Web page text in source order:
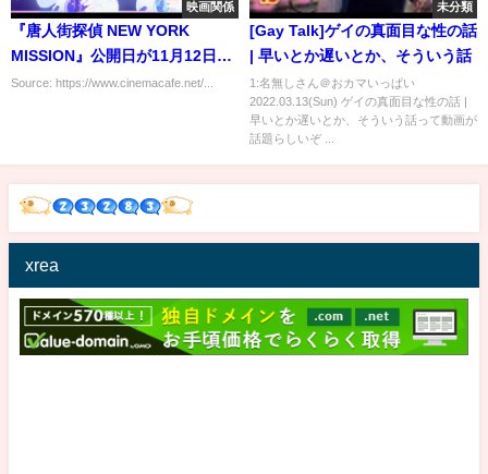
映画関係
『唐人街探偵 NEW YORK
MISSION』公開日が11月12日に
決定、第1弾予告も到着
Source: https://www.cinemacafe.net/...
未分類
[Gay Talk]ゲイの真面目な性の話
| 早いとか遅いとか、そういう話
1:名無しさん＠おカマいっぱい
2022.03.13(Sun) ゲイの真面目な性の話 |
早いとか遅いとか、そういう話って動画が
話題らしいぞ ...
xrea